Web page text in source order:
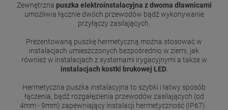
Zewnętrzna puszka elektroinstalacyjna z dwoma dławnicami
umożliwia łącznie dwóch przewodów bądź wykonywanie
przyłączy zasilających.
Prezentowaną puszkę hermetyczną można stosować w
instalacjach umieszczonych bezpośrednio w ziemi, jak
również w instalacjach z systemami irygacyjnymi a także w
instalacjach kostki brukowej LED.
Hermetyczna puszka instalacyjna to szybki i łatwy sposób
łączenia, bądź rozgałęzienia przewodów zasilających (od
4mm - 9mm) zapewniający instalacji hermetyczność (IP67).